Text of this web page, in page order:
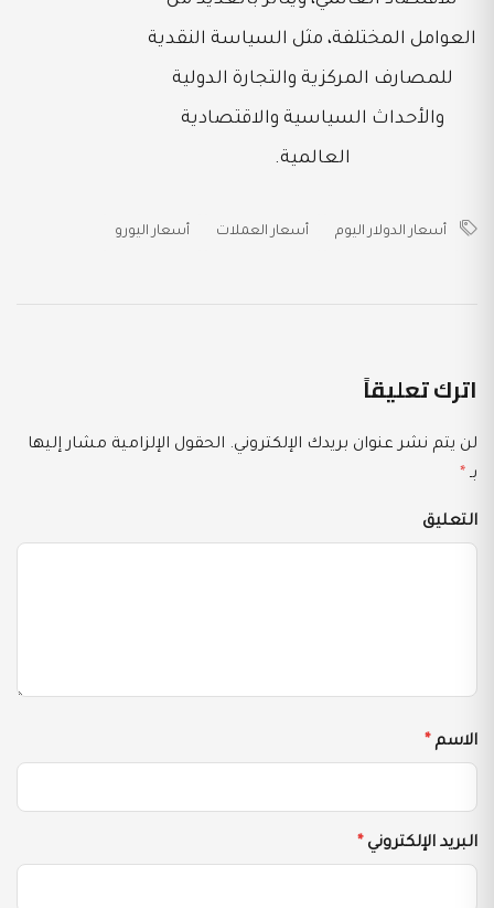
أسعار الدولار اليوم أسعار العملات أسعار اليورو
اترك تعليقاً
لن يتم نشر عنوان بريدك الإلكتروني. الحقول الإلزامية مشار إليها
بـ *
التعليق
الاسم *
البريد الإلكتروني *